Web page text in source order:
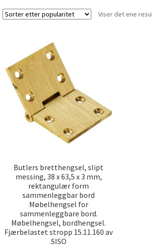
Viser det ene
Butlers bretthengsel, slipt
messing, 38 x 63,5 x 3 mm,
rektangulær form
sammenleggbar bord
Møbelhengsel for
sammenleggbare bord.
Møbelhengsel, bordhengsel.
Fjærbelastet stropp 15.11.160 av
SISO